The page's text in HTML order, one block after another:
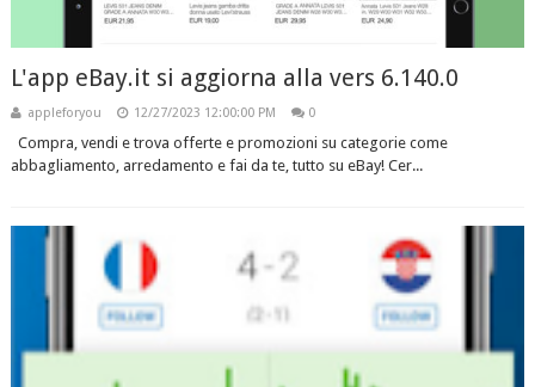
L'app eBay.it si aggiorna alla vers 6.140.0
appleforyou 12/27/2023 12:00:00 PM 0
Compra, vendi e trova offerte e promozioni su categorie come
abbagliamento, arredamento e fai da te, tutto su eBay! Cer...